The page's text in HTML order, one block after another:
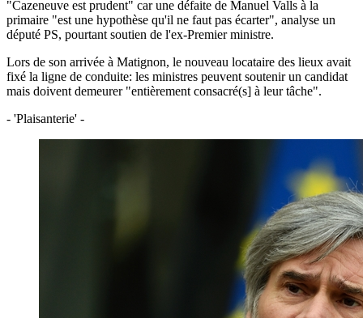
"Cazeneuve est prudent" car une défaite de Manuel Valls à la
primaire "est une hypothèse qu'il ne faut pas écarter", analyse un
député PS, pourtant soutien de l'ex-Premier ministre.
Lors de son arrivée à Matignon, le nouveau locataire des lieux avait
fixé la ligne de conduite: les ministres peuvent soutenir un candidat
mais doivent demeurer "entièrement consacré(s] à leur tâche".
- 'Plaisanterie' -